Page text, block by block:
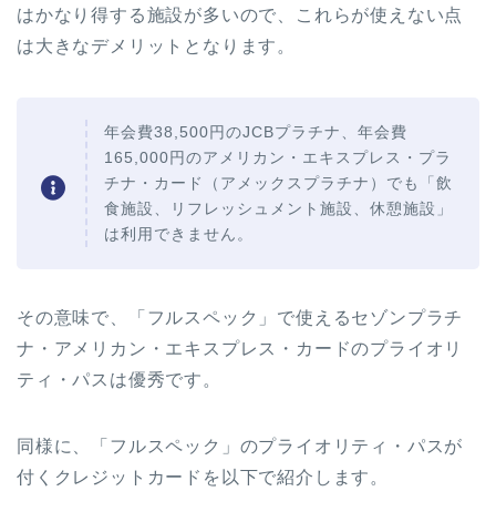
はかなり得する施設が多いので、これらが使えない点
は大きなデメリットとなります。
年会費38,500円のJCBプラチナ、年会費
165,000円のアメリカン・エキスプレス・プラ
チナ・カード（アメックスプラチナ）でも「飲
食施設、リフレッシュメント施設、休憩施設」
は利用できません。
その意味で、「フルスペック」で使えるセゾンプラチ
ナ・アメリカン・エキスプレス・カードのプライオリ
ティ・パスは優秀です。
同様に、「フルスペック」のプライオリティ・パスが
付くクレジットカードを以下で紹介します。